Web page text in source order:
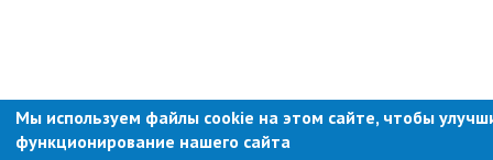
Мы используем файлы cookie на этом сайте, чтобы
функционирование нашего сайта